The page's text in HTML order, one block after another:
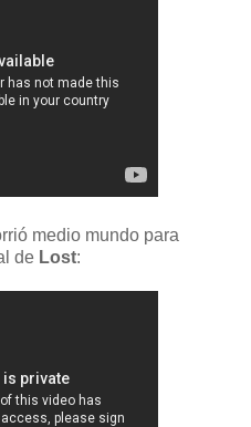
medio mundo para
de Lost: